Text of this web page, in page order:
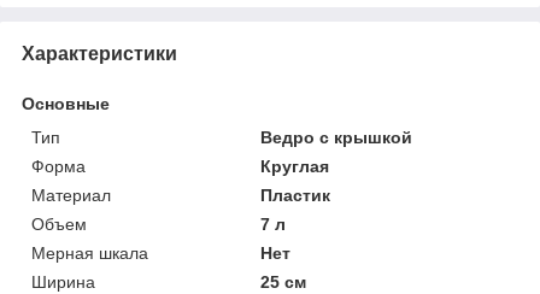
Характеристики
Основные
Тип
Ведро с крышкой
Форма
Круглая
Материал
Пластик
Объем
7 л
Мерная шкала
Нет
Ширина
25 см